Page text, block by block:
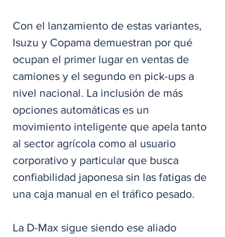
Con el lanzamiento de estas variantes,
Isuzu y Copama demuestran por qué
ocupan el primer lugar en ventas de
camiones y el segundo en pick-ups a
nivel nacional. La inclusión de más
opciones automáticas es un
movimiento inteligente que apela tanto
al sector agrícola como al usuario
corporativo y particular que busca
confiabilidad japonesa sin las fatigas de
una caja manual en el tráfico pesado.
La D-Max sigue siendo ese aliado